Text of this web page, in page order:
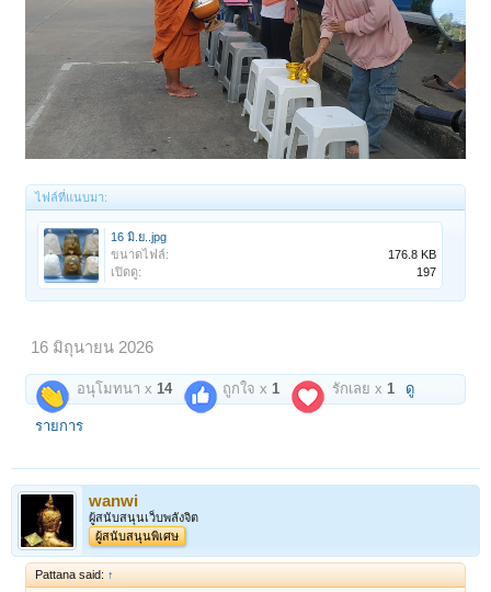
ไฟล์ที่แนบมา:
16 มิ.ย..jpg
ขนาดไฟล์:
176.8 KB
เปิดดู:
197
16 มิถุนายน 2026
อนุโมทนา x14 ถูกใจ x1 รักเลย x1 ดู
รายการ
wanwi
ผู้สนับสนุนเว็บพลังจิต
ผู้สนับสนุนพิเศษ
Pattana said: ↑